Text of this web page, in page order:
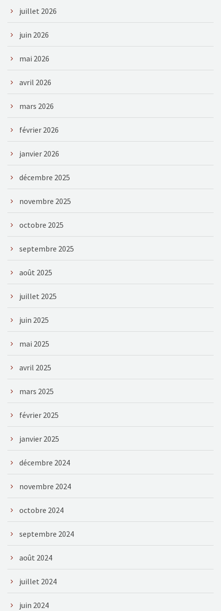
juillet 2026
juin 2026
mai 2026
avril 2026
mars 2026
février 2026
janvier 2026
décembre 2025
novembre 2025
octobre 2025
septembre 2025
août 2025
juillet 2025
juin 2025
mai 2025
avril 2025
mars 2025
février 2025
janvier 2025
décembre 2024
novembre 2024
octobre 2024
septembre 2024
août 2024
juillet 2024
juin 2024